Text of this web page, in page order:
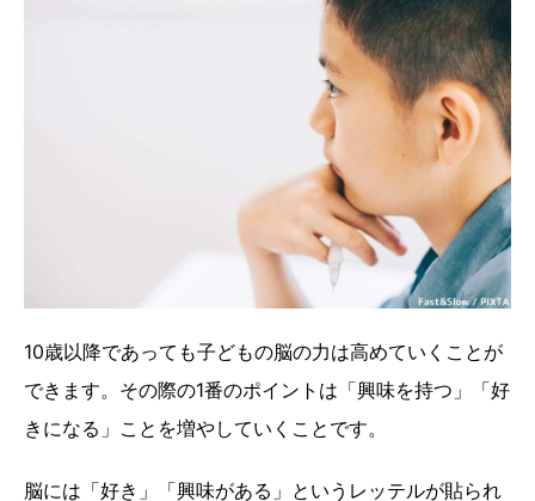
10歳以降であっても子どもの脳の力は高めていくことが
できます。その際の1番のポイントは「興味を持つ」「好
きになる」ことを増やしていくことです。
脳には「好き」「興味がある」というレッテルが貼られ